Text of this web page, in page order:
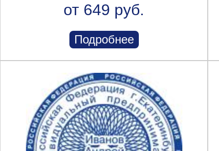
от 649 руб.
Подробнее